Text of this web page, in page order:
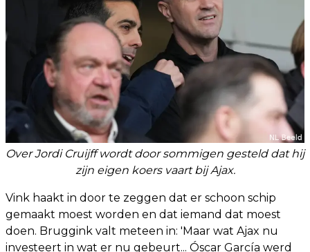
Over Jordi Cruijff wordt door sommigen gesteld dat hij
zijn eigen koers vaart bij Ajax.
Vink haakt in door te zeggen dat er schoon schip
gemaakt moest worden en dat iemand dat moest
doen. Bruggink valt meteen in: 'Maar wat Ajax nu
investeert in wat er nu gebeurt... Óscar García werd